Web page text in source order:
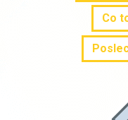
Co